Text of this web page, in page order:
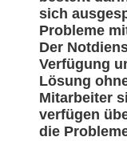
sich
Probleme
Der
Verfügung
Lösung
Mitarbeiter
verfügen
die